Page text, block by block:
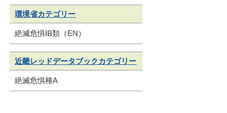
環境省カテゴリー
絶滅危惧ⅠB類（EN）
近畿レッドデータブックカテゴリー
絶滅危惧種A